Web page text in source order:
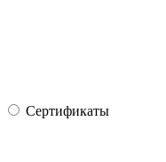
Сертификаты